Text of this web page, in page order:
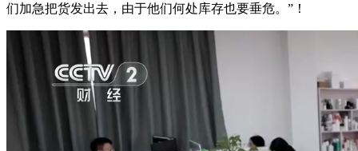
们加急把货发出去，由于他们何处库存也要垂危。”！